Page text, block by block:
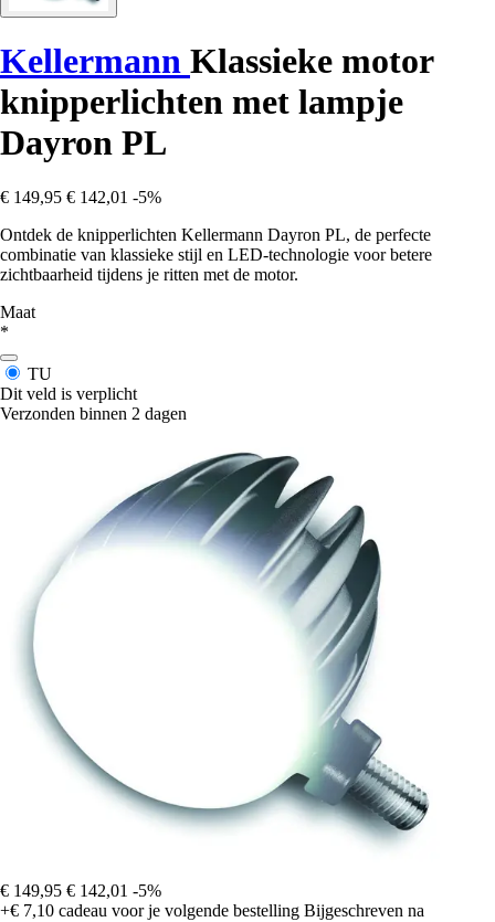
Kellermann Klassieke motor
knipperlichten met lampje
Dayron PL
€ 149,95 € 142,01 -5%
Ontdek de knipperlichten Kellermann Dayron PL, de perfecte
combinatie van klassieke stijl en LED-technologie voor betere
zichtbaarheid tijdens je ritten met de motor.
Maat
*
TU
Dit veld is verplicht
Verzonden binnen 2 dagen
€ 149,95 € 142,01 -5%
+€ 7,10 cadeau voor je volgende bestelling Bijgeschreven na